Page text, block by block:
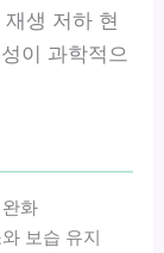
생 저하 현
이 과학적으
화
보습 유지